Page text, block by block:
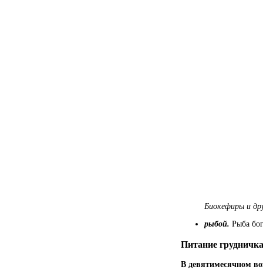
Биокефиры и
рыбой. Рыба
Питание
В девятимесячном